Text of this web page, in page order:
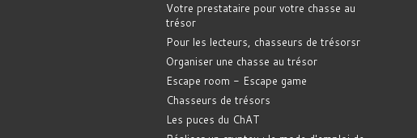
Votre prestataire pour votre chasse au
trésor
Pour les lecteurs, chasseurs de trésorsr
Organiser une chasse au trésor
Escape room - Escape game
Chasseurs de trésors
Les puces du ChAT